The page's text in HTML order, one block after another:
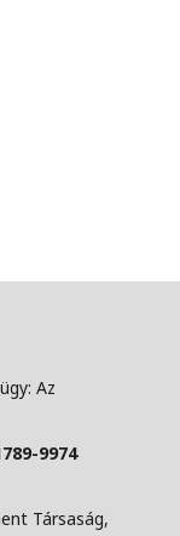
Az
9974
Társaság,